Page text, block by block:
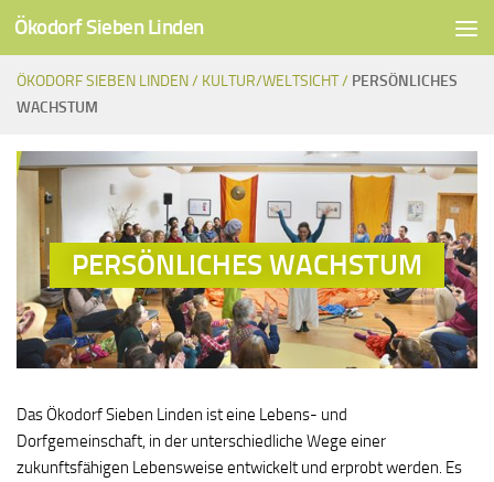
Unter dem Inhalt
Ökodorf Sieben Linden
ÖKODORF SIEBEN LINDEN / KULTUR/WELTSICHT / PERSÖNLICHES
WACHSTUM
PERSÖNLICHES WACHSTUM
Das Ökodorf Sieben Linden ist eine Lebens- und
Dorfgemeinschaft, in der unterschiedliche Wege einer
zukunftsfähigen Lebensweise entwickelt und erprobt werden. Es